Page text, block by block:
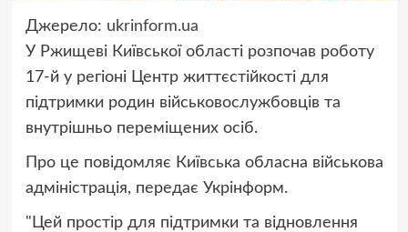
Джерело: ukrinform.ua
У Ржищеві Київської області розпочав роботу
17-й у регіоні Центр життєстійкості для
підтримки родин військовослужбовців та
внутрішньо переміщених осіб.
Про це повідомляє Київська обласна військова
адміністрація, передає Укрінформ.
"Цей простір для підтримки та відновлення